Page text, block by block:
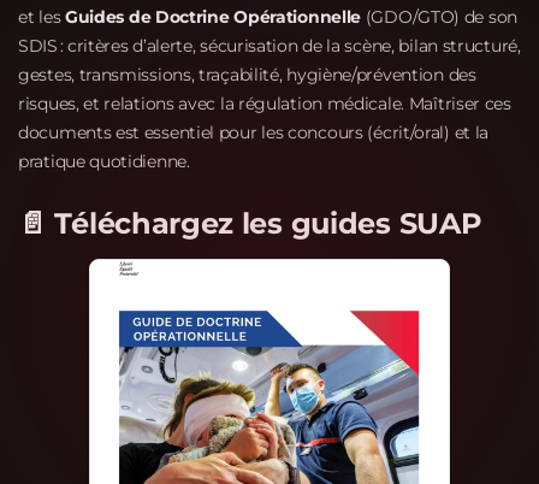
et lesGuides de Doctrine Opérationnelle (GDO/GTO) de son
SDIS : critères d’alerte, sécurisation de la scène, bilan structuré,
gestes, transmissions, traçabilité, hygiène/prévention des
risques, et relations avec la régulation médicale. Maîtriser ces
documents est essentiel pour les concours (écrit/oral) et la
pratique quotidienne.
📄 Téléchargez les guides SUAP